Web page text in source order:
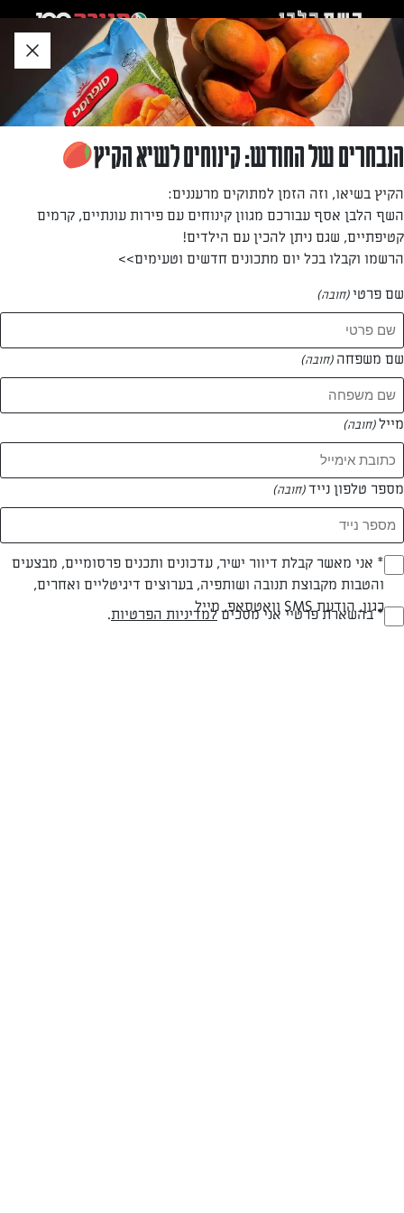
לאזור
תוכן
תחתון
חזרה לעמוד הבית
הגולשת שוש
—
המתכונים של
1 מתכונים
פשטידת גבינה של בוקר
הנבחרים של החודש: קינוחים לשיא הקיץ
הקיץ בשיאו, וזה הזמן למתוקים מרעננים:
השף הלבן אסף עבורכם מגוון קינוחים עם פירות עונתיים, קרמים
קטיפתיים, שגם ניתן להכין עם הילדים!
הרשמו וקבלו בכל יום מתכונים חדשים וטעימים>>
שם פרטי(חובה)
שם משפחה (חובה)
מייל(חובה)
מספר טלפון נייד(חובה)
Opt_In
(חובה)
* אני מאשר קבלת דיוור ישיר, עדכונים ותכנים פרסומיים, מבצעים
והטבות מקבוצת תנובה ושותפיה, בערוצים דיגיטליים ואחרים,
כגון, הודעת SMS וואטסאפ, מייל
RegulationsApproved
* בהשארת פרטיי אני מסכיםלמדיניות הפרטיות.